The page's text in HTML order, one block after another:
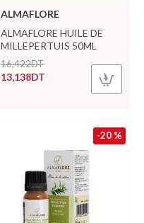
ALMAFLORE
ALMAFLORE HUILE DE
MILLEPERTUIS 50ML
13,138DT
16,422DT
-20 %